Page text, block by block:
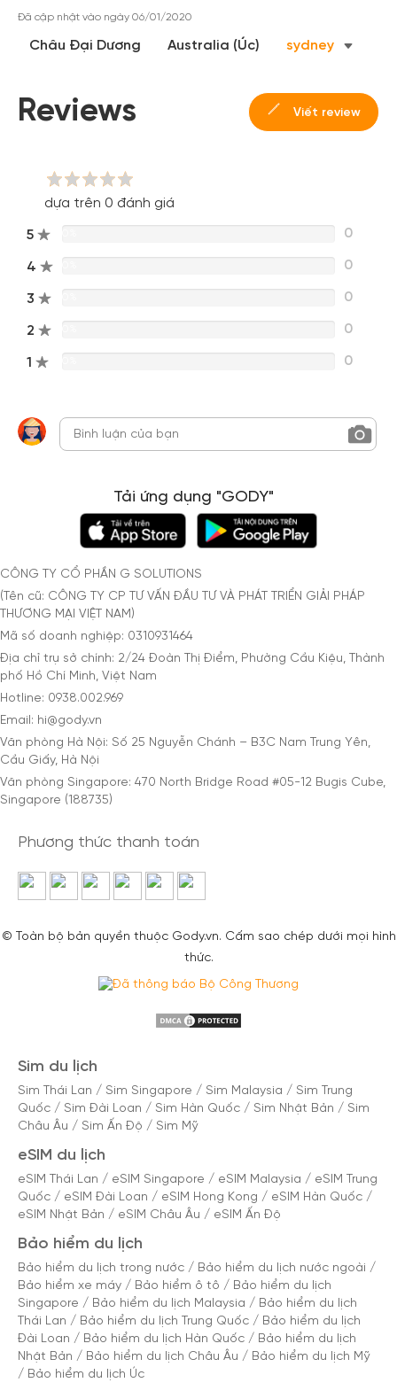
Đã cập nhật vào ngày 06/01/2020
Châu Đại Dương Australia (Úc) sydney
Reviews Viết review
dựa trên 0 đánh giá
5 0
4 0
3 0
2 0
1 0
Tải ứng dụng "GODY"
CÔNG TY CỔ PHẦN G SOLUTIONS
(Tên cũ: CÔNG TY CP TƯ VẤN ĐẦU TƯ VÀ PHÁT TRIỂN GIẢI PHÁP
THƯƠNG MẠI VIỆT NAM)
Mã số doanh nghiệp: 0310931464
Địa chỉ trụ sở chính: 2/24 Đoàn Thị Điểm, Phường Cầu Kiệu, Thành
phố Hồ Chí Minh, Việt Nam
Hotline: 0938.002.969
Email: hi@gody.vn
Văn phòng Hà Nội: Số 25 Nguyễn Chánh – B3C Nam Trung Yên,
Cầu Giấy, Hà Nội
Văn phòng Singapore: 470 North Bridge Road #05-12 Bugis Cube,
Singapore (188735)
Phương thức thanh toán
© Toàn bộ bản quyền thuộc Gody.vn. Cấm sao chép dưới mọi hình
thức.
Sim du lịch
Sim Thái Lan / Sim Singapore / Sim Malaysia / Sim Trung
Quốc / Sim Đài Loan / Sim Hàn Quốc / Sim Nhật Bản / Sim
Châu Âu / Sim Ấn Độ / Sim Mỹ
eSIM du lịch
eSIM Thái Lan / eSIM Singapore / eSIM Malaysia / eSIM Trung
Quốc / eSIM Đài Loan / eSIM Hong Kong / eSIM Hàn Quốc /
eSIM Nhật Bản / eSIM Châu Âu / eSIM Ấn Độ
Bảo hiểm du lịch
Bảo hiểm du lịch trong nước / Bảo hiểm du lịch nước ngoài /
Bảo hiểm xe máy / Bảo hiểm ô tô / Bảo hiểm du lịch
Singapore / Bảo hiểm du lịch Malaysia / Bảo hiểm du lịch
Thái Lan / Bảo hiểm du lịch Trung Quốc / Bảo hiểm du lịch
Đài Loan / Bảo hiểm du lịch Hàn Quốc / Bảo hiểm du lịch
Nhật Bản / Bảo hiểm du lịch Châu Âu / Bảo hiểm du lịch Mỹ
/ Bảo hiểm du lịch Úc